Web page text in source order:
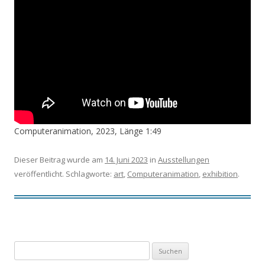
Computeranimation, 2023, Länge 1:49
Dieser Beitrag wurde am 14. Juni 2023 in Ausstellungen
veröffentlicht. Schlagworte: art, Computeranimation, exhibition.
nach: